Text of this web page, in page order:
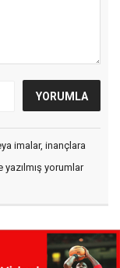
imalar, inançlara
yorumlar